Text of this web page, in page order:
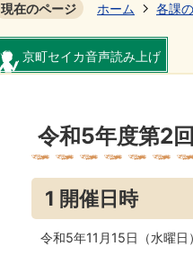
現在のページ ホーム 各課
京町セイカ音声読み上げ
令和5年度第2
1 開催日時
令和5年11月15日（水曜